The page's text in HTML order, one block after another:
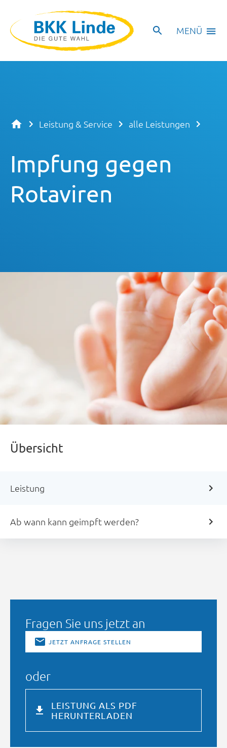
MENÜ
Leistung & Service alle Leistungen
Impfung gegen
Rotaviren
Übersicht
Leistung
Ab wann kann geimpft werden?
Fragen Sie uns jetzt an
JETZT ANFRAGE STELLEN
oder
LEISTUNG ALS PDF
HERUNTERLADEN